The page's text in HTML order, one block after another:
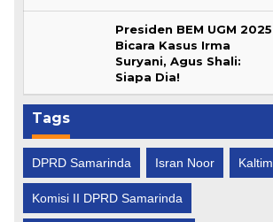
Presiden BEM UGM 2025
Bicara Kasus Irma
Suryani, Agus Shali:
Siapa Dia!
Tags
DPRD Samarinda Isran Noor Kaltim
Komisi II DPRD Samarinda